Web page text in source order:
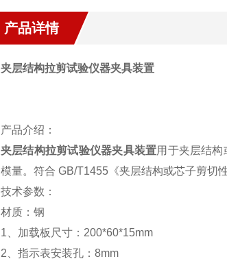
产品详情
夹层结构拉剪试验仪器夹具装置
产品介绍：
夹层结构拉剪试验仪器夹具装置用于夹层结
模量。符合 GB/T1455 《夹层结构或芯子剪切
技术参数：
材质：钢
1 、加载板尺寸： 200*60*15mm
2 、指示表安装孔： 8mm